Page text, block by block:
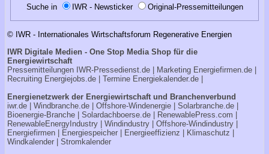
Suche in IWR - Newsticker Original-Pressemitteilungen
© IWR - Internationales Wirtschaftsforum Regenerative Energien
IWR Digitale Medien - One Stop Media Shop für die
Energiewirtschaft
Pressemitteilungen IWR-Pressedienst.de | Marketing Energiefirmen.de |
Recruiting Energiejobs.de | Termine Energiekalender.de |
Energienetzwerk der Energiewirtschaft und Branchenverbund
iwr.de | Windbranche.de | Offshore-Windenergie | Solarbranche.de |
Bioenergie-Branche | Solardachboerse.de | RenewablePress.com |
RenewableEnergyIndustry | Windindustry | Offshore-Windindustry |
Energiefirmen | Energiespeicher | Energieeffizienz | Klimaschutz |
Windkalender | Stromkalender